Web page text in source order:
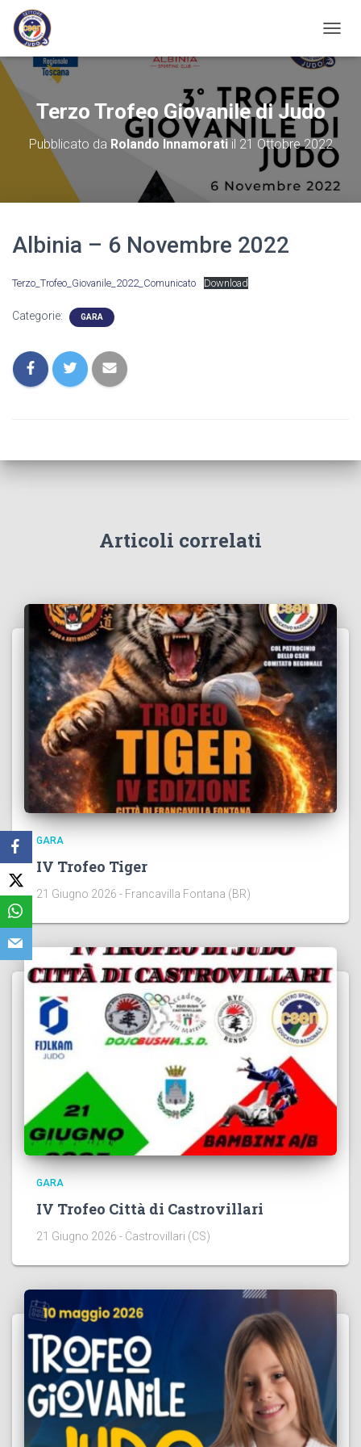
A
I
G
A
I
O
N
E
Terzo Trofeo Giovanile di Judo
Pubblicato da Rolando Innamoratiil 21 Ottobre 2022
Albinia – 6 Novembre 2022
Terzo_Trofeo_Giovanile_2022_Comunicato Download
Categorie: GARA
Articoli correlati
GARA
IV Trofeo Tiger
21 Giugno 2026 - Francavilla Fontana (BR)
GARA
IV Trofeo Città di Castrovillari
21 Giugno 2026 - Castrovillari (CS)